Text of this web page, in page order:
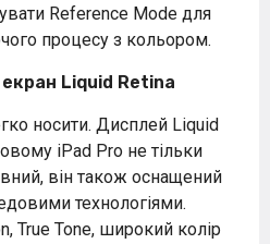
Reference Mode для
процесу з кольором.
Liquid Retina
носити. Дисплей Liquid
iPad Pro не тільки
він також оснащений
технологіями.
True Tone, широкий колір